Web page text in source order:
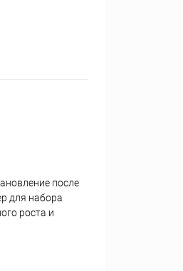
после
для набора
роста и